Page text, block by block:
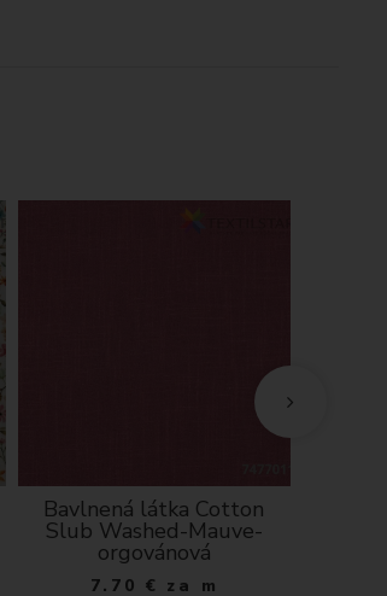
Bavlnená látka Cotton
Slub Washed-Mauve-
orgovánová
7.70 € za m